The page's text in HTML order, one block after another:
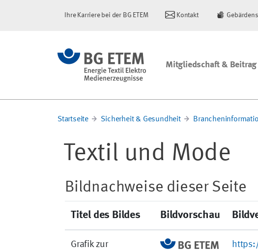
Ihre Karriere bei der BG ETEM Kontakt
Mitgliedschaft & Beitrag
Startseite Sicherheit & Gesundheit
Textil und Mode
Bildnachweise dieser Seite
Titel des Bildes Bildvorschau
Grafik zur